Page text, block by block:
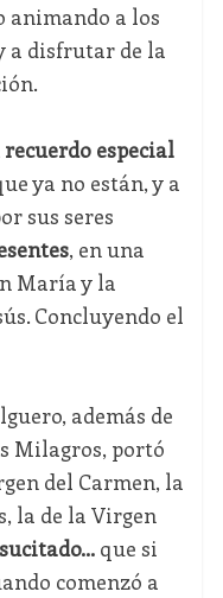
animando a los
a disfrutar de la
recuerdo especial
ya no están, y a
sus seres
, en una
María y la
Concluyendo el
además de
Milagros, portó
del Carmen, la
la de la Virgen
que si
comenzó a